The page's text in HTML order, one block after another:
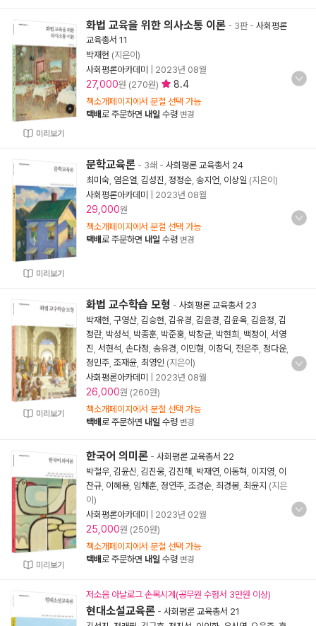
미리보기
화법 교육을 위한 의사소통 이론 - 3판- 사회평론
교육총서 11
박재현 (지은이)
사회평론아카데미
2023년 08월
27,000원 (270원) 8.4
책소개페이지에서 분철 선택 가능
택배로 주문하면 내일 수령 변경
미리보기
문학교육론 - 3쇄 - 사회평론 교육총서 24
최미숙 염은열 김성진 정정순 송지언 이상일 (지은이)
사회평론아카데미
2023년 08월
29,000원
책소개페이지에서 분철 선택 가능
택배로 주문하면 내일 수령 변경
미리보기
화법 교수학습 모형 - 사회평론 교육총서 23
박재현 구영산 김승현 김유경 김윤경 김윤옥 김윤정 김
정란, 박성석 박종훈 박준홍 박창균 박현희 백정이
서영
진 서현석 손다정 송유경 이민형 이창덕 전은주 정다운,
정민주 조재윤 최영인 (지은이)
사회평론아카데미
2023년 08월
26,000원 (260원)
책소개페이지에서 분철 선택 가능
택배로 주문하면 내일 수령 변경
미리보기
한국어 의미론 - 사회평론 교육총서 22
박철우 김윤신 김진웅 김진해 박재연 이동혁 이지영 이
찬규 이혜용, 임채훈 정연주 조경순 최경봉 최윤지 (지은
이)
사회평론아카데미
2023년 02월
25,000원 (250원)
책소개페이지에서 분철 선택 가능
택배로 주문하면 내일 수령 변경
저소음 아날로그 손목시계(공무원 수험서 3만원 이상)
현대소설교육론 - 사회평론 교육총서 21